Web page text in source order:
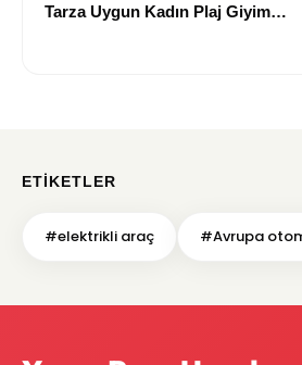
Tarza Uygun Kadın Plaj Giyim
ETIKETLER
#elektrikli araç #Avrupa